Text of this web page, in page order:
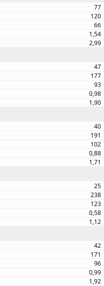
77
120
66
1,54
2,99
47
177
93
0,98
1,90
40
191
102
0,88
1,71
25
238
123
0,58
1,12
42
171
96
0,99
1,92